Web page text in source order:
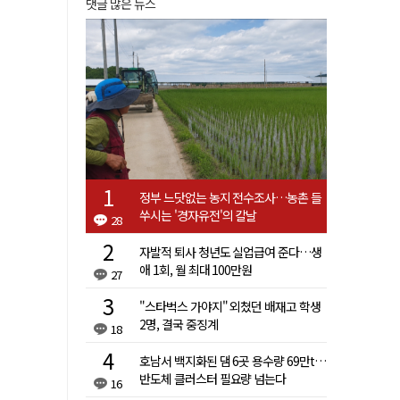
댓글 많은 뉴스
28
정부 느닷없는 농지 전수조사…농촌 들
쑤시는 '경자유전'의 칼날
27
자발적 퇴사 청년도 실업급여 준다…생
애 1회, 월 최대 100만원
18
"스타벅스 가야지" 외쳤던 배재고 학생
2명, 결국 중징계
16
호남서 백지화된 댐 6곳 용수량 69만t…
반도체 클러스터 필요량 넘는다